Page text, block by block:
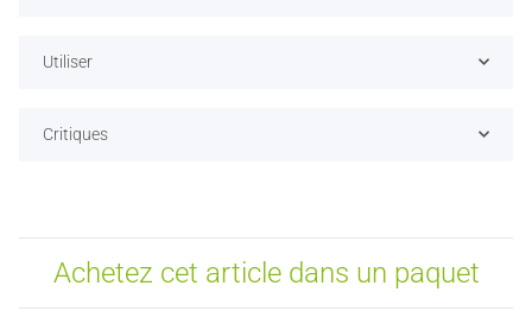
Utiliser
Critiques
Achetez cet article dans un paquet